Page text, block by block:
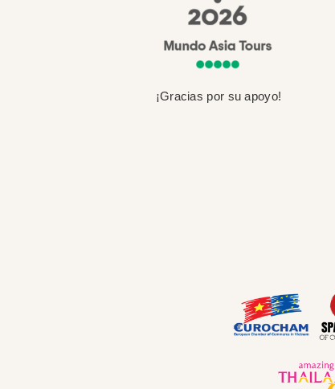
¡Gracias por su apoyo!